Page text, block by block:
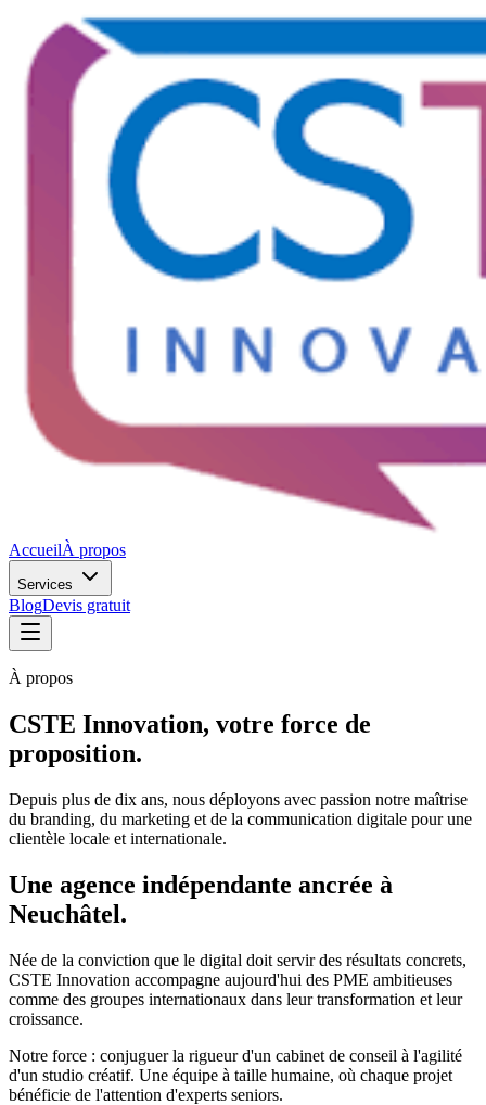
AccueilÀ propos
Services
BlogDevis gratuit
À propos
CSTE Innovation, votre force de
proposition.
Depuis plus de dix ans, nous déployons avec passion notre maîtrise
du branding, du marketing et de la communication digitale pour une
clientèle locale et internationale.
Une agence indépendante ancrée à
Neuchâtel.
Née de la conviction que le digital doit servir des résultats concrets,
CSTE Innovation accompagne aujourd'hui des PME ambitieuses
comme des groupes internationaux dans leur transformation et leur
croissance.
Notre force : conjuguer la rigueur d'un cabinet de conseil à l'agilité
d'un studio créatif. Une équipe à taille humaine, où chaque projet
bénéficie de l'attention d'experts seniors.